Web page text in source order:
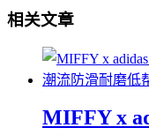
相关文章
MIFFY x